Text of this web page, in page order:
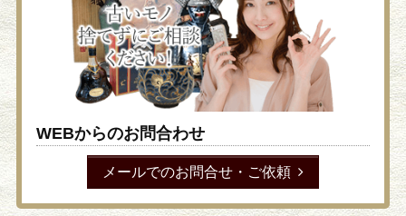
WEBからのお問合わせ
メールでのお問合せ・ご依頼